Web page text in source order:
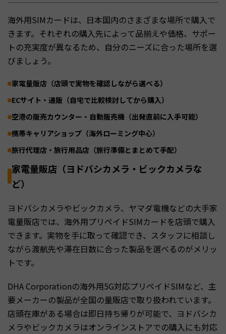
海外用SIMカードは、日本国内のさまざまな場所で購入で
きます。それぞれの購入先によって品揃えや価格、サポー
トの充実度が異なるため、自分のニーズに合った場所を選
びましょう。
家電量販店（店頭で実物を確認しながら選べる）
ECサイト・通販（自宅で比較検討してから購入）
空港の販売カウンター・自動販売機（出発直前に入手可能）
携帯キャリアショップ（海外ローミング中心）
旅行代理店・旅行用品店（旅行準備とまとめて手配）
家電量販店（ヨドバシカメラ・ビックカメラな
ど）
ヨドバシカメラやビックカメラ、ヤマダ電機などの大手家
電量販店では、海外用プリペイドSIMカードを店頭で購入
できます。実物を手に取って確認でき、スタッフに相談し
ながら渡航先や滞在日数に合った製品を選べるのがメリッ
トです。
DHA Corporationの海外用5G対応プリペイドSIMなど、主
要メーカーの製品が全国の量販店で取り扱われています。
店頭在庫がある場合は即日持ち帰りが可能で、ヨドバシカ
メラやビックカメラはオンラインストアでの購入にも対応